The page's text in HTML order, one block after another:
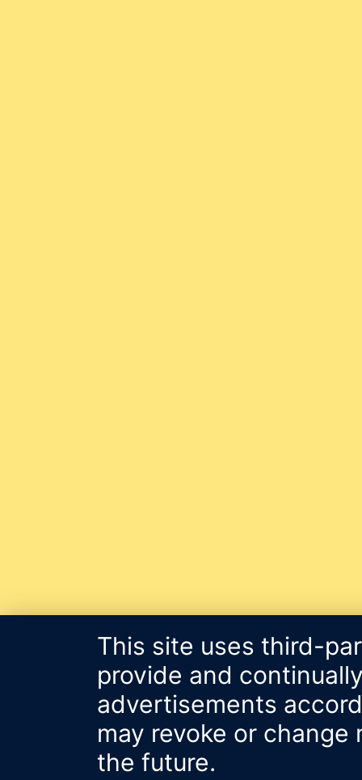
This site uses third-
provide and
advertisements
may revoke or
the future.